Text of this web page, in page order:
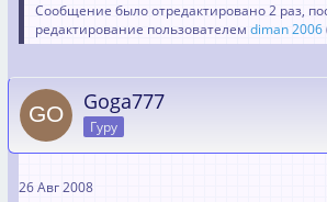
Сообщение было отредактировано 2 раз,
редактирование пользователем diman 2006
Goga777
Гуру
26 Авг 2008